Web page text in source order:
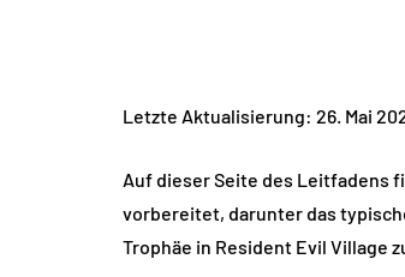
Letzte Aktualisierung: 26. Mai
Auf dieser Seite des Leitfadens
vorbereitet, darunter das
Trophäe in Resident Evil Village